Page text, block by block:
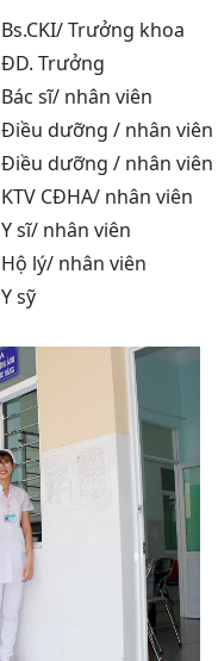
Bs.CKI/ Trưởng khoa
ĐD. Trưởng
Bác sĩ/ nhân viên
Điều dưỡng / nhân viên
Điều dưỡng / nhân viên
KTV CĐHA/ nhân viên
Y sĩ/ nhân viên
Hộ lý/ nhân viên
Y sỹ